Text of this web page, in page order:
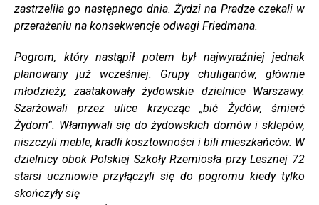
zastrzeliła go następnego dnia. Żydzi na Pradze czekali w
przerażeniu na konsekwencje odwagi Friedmana.
Pogrom, który nastąpił potem był najwyraźniej jednak
planowany już wcześniej. Grupy chuliganów, głównie
młodzieży, zaatakowały żydowskie dzielnice Warszawy.
Szarżowali przez ulice krzycząc „bić Żydów, śmierć
Żydom”. Włamywali się do żydowskich domów i sklepów,
niszczyli meble, kradli kosztowności i bili mieszkańców. W
dzielnicy obok Polskiej Szkoły Rzemiosła przy Lesznej 72
starsi uczniowie przyłączyli się do pogromu kiedy tylko
skończyły się